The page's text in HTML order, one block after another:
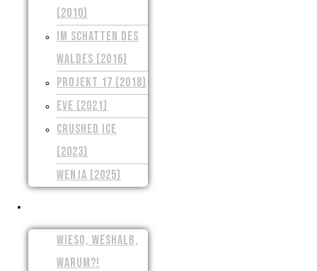
(2010)
IM SCHATTEN DES
WALDES (2016)
PROJEKT 17 (2018)
EVE (2021)
CRUSHED ICE
(2023)
WENJA (2025)
WIESO, WESHALB,
WARUM?!